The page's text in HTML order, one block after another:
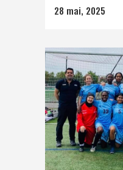
28 mai, 2025